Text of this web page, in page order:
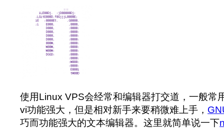
使用Linux VPS会经常和编辑器打交道，一般常
vi功能强大，但是相对新手来要稍微难上手，
巧而功能强大的文本编辑器。这里就简单说一下